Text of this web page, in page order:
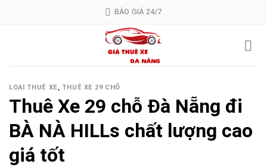
BÁO GIÁ 24/7
LOẠI THUÊ XE, THUÊ XE 29 CHỖ
Thuê Xe 29 chỗ Đà Nẵng đi
BÀ NÀ HILLs chất lượng cao
giá tốt